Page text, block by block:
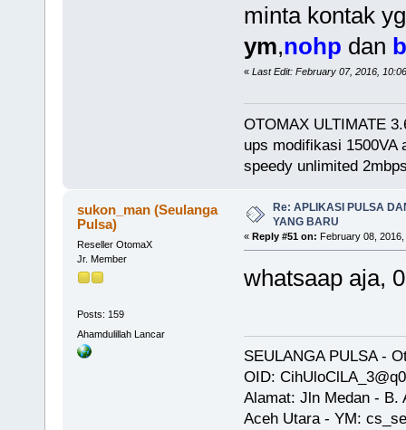
minta kontak
ym,nohp dan
« Last Edit: February 07, 2016,
OTOMAX ULTIMATE
ups modifikasi 1500VA
speedy unlimited
sukon_man (Seulanga
Pulsa)
Reseller OtomaX
Jr. Member
Posts: 159
Ahamdulillah Lancar
Re: APLIKASI PULSA
YANG BARU
« Reply #51 on: February 08,
whatsaap aja,
SEULANGA PULSA -
OID:
Alamat: Jln Medan - B.
Aceh Utara - YM: